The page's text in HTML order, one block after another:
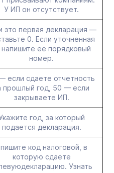
У ИП он отсутствует.
это первая декларация —
0. Если уточненная
ее порядковый
номер.
если сдаете отчетность
прошлый год, 50 — если
закрываете ИП.
год, за который
подается декларация.
код налоговой, в
которую сдаете
Узнать